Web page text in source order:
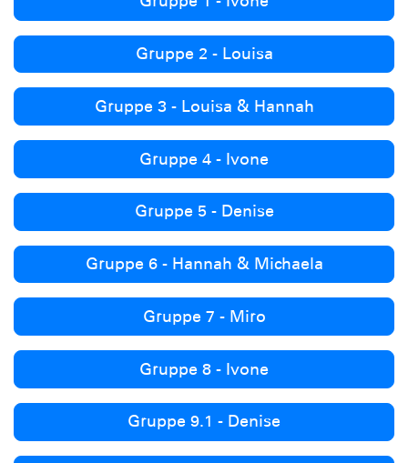
Gruppe 2 - Louisa
Gruppe 3 - Louisa & Hannah
Gruppe 4 - Ivone
Gruppe 5 - Denise
Gruppe 6 - Hannah & Michaela
Gruppe 7 - Miro
Gruppe 8 - Ivone
Gruppe 9.1 - Denise